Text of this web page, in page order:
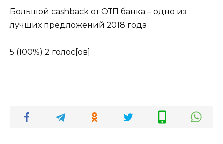
Большой cashback от ОТП банка – одно из
лучших предложений 2018 года
5 (100%) 2 голос[ов]